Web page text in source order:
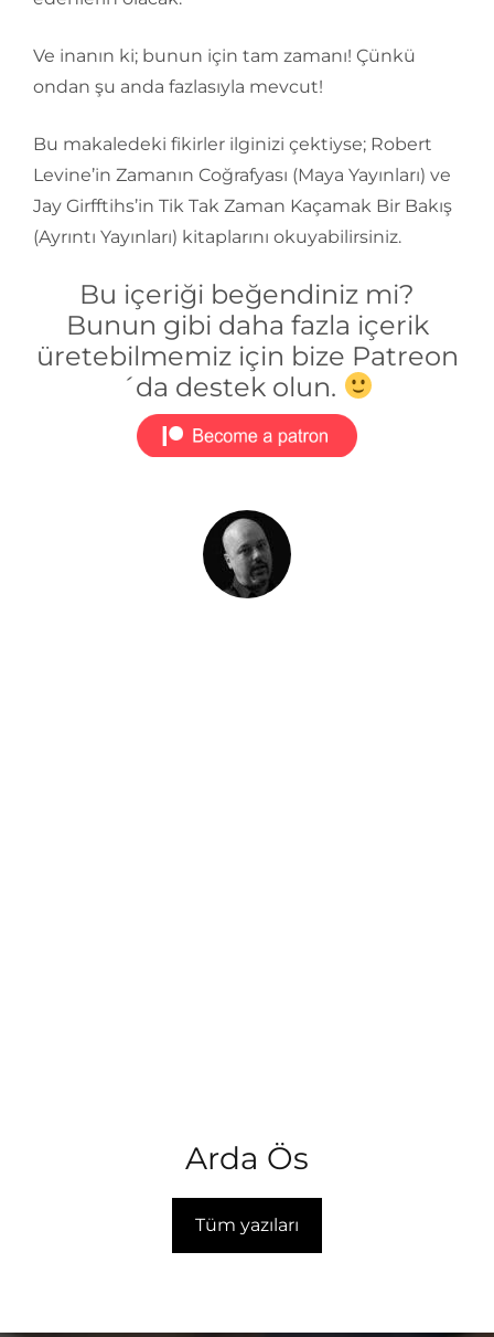
Ve inanın ki; bunun için tam zamanı! Çünkü
ondan şu anda fazlasıyla mevcut!
Bu makaledeki fikirler ilginizi çektiyse; Robert
Levine’in Zamanın Coğrafyası (Maya Yayınları) ve
Jay Girfftihs’in Tik Tak Zaman Kaçamak Bir Bakış
(Ayrıntı Yayınları) kitaplarını okuyabilirsiniz.
Bu içeriği beğendiniz mi?
Bunun gibi daha fazla içerik
üretebilmemiz için bize Patreon
´da destek olun.
Arda Ös
Tüm yazıları